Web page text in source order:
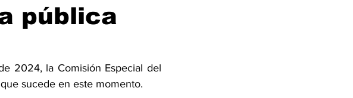
pública
2024, la Comisión Especial del
sucede en este momento.